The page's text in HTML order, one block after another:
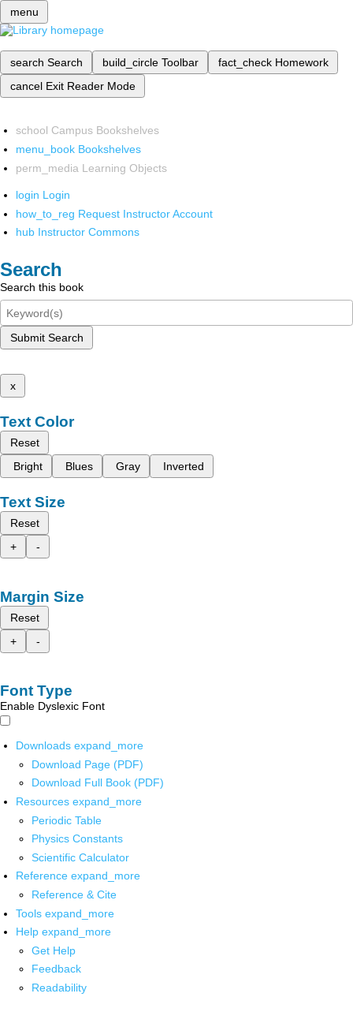
menu
search Search build_circle Toolbar fact_check Homework
cancel Exit Reader Mode
school Campus Bookshelves
menu_book Bookshelves
perm_media Learning Objects
login Login
how_to_reg Request Instructor Account
hub Instructor Commons
Search
Search this book
Submit Search
x
Text Color
Reset
Bright
Blues Gray Inverted
Text Size
Reset
+
-
Margin Size
Reset
+
-
Font Type
Enable Dyslexic Font
Downloads expand_more
Download Page (PDF)
Download Full Book (PDF)
Resources expand_more
Periodic Table
Physics Constants
Scientific Calculator
Reference expand_more
Reference & Cite
Tools expand_more
Help expand_more
Get Help
Feedback
Readability